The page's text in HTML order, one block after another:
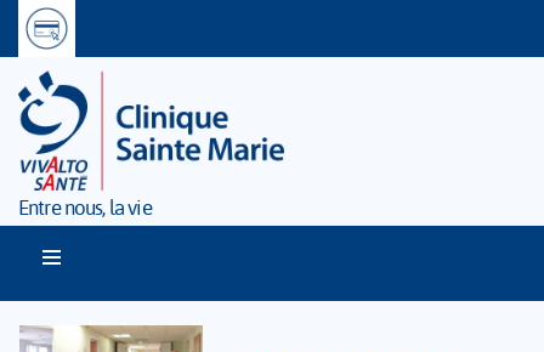
Entre nous, la vie